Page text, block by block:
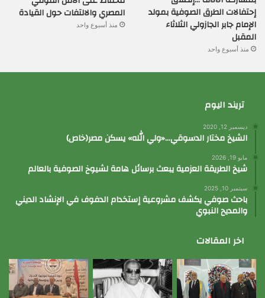
إحتفالات الطرق الصوفية بمولد
الإمام جابر الجازولي الثلاثاء
المقبل
منذ أسبوع واحد
المصري والالتفات حول القيادة
منذ أسبوع واحد
تريند اليوم
ديسمبر 12, 2020
الشيخ مختار الدسوقي…«ولي الله» يسكن مصر(خاص)
مايو 19, 2026
شيخ الطريقة العزمية يبعث برسائل هامة لشيوخ الصوفية بالعالم
سبتمبر 10, 2025
باحث صوفي يكشف مشروعية إستخدام الدفوف في الإنشاد الديني
والمديح النبوي
اخر المقالات